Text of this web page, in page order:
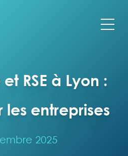
RSE à Lyon :
entreprises
2025